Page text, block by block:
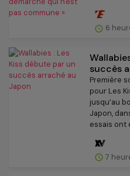
6
succès
Première
pour Les
jusqu’au
Japon,
essais ont
7